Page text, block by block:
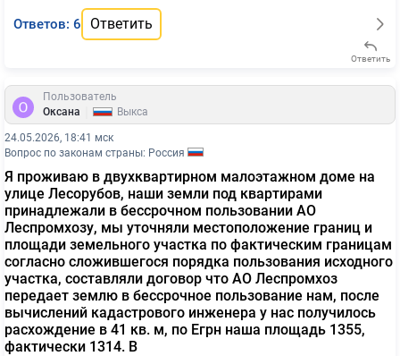
Ответов: 6 Ответить
Ответить
Пользователь
Оксана
Выкса
24.05.2026, 18:41 мск
Вопрос по законам страны: Россия
Я проживаю в двухквартирном малоэтажном доме на
улице Лесорубов, наши земли под квартирами
принадлежали в бессрочном пользовании АО
Леспромхозу, мы уточняли местоположение границ и
площади земельного участка по фактическим границам
согласно сложившегося порядка пользования исходного
участка, составляли договор что АО Леспромхоз
передает землю в бессрочное пользование нам, после
вычислений кадастрового инженера у нас получилось
расхождение в 41 кв. м, по Егрн наша площадь 1355,
фактически 1314. В